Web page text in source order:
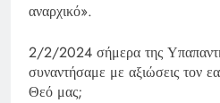
αναρχικό».
2/2/2024 σήμερα της
συναντήσαμε με αξιώσεις τον
Θεό μας;